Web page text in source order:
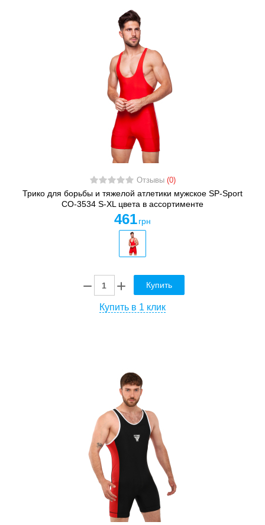
Отзывы (0)
Трико для борьбы и тяжелой атлетики мужское SP-Sport
CO-3534 S-XL цвета в ассортименте
461 грн
Купить
Купить в 1 клик